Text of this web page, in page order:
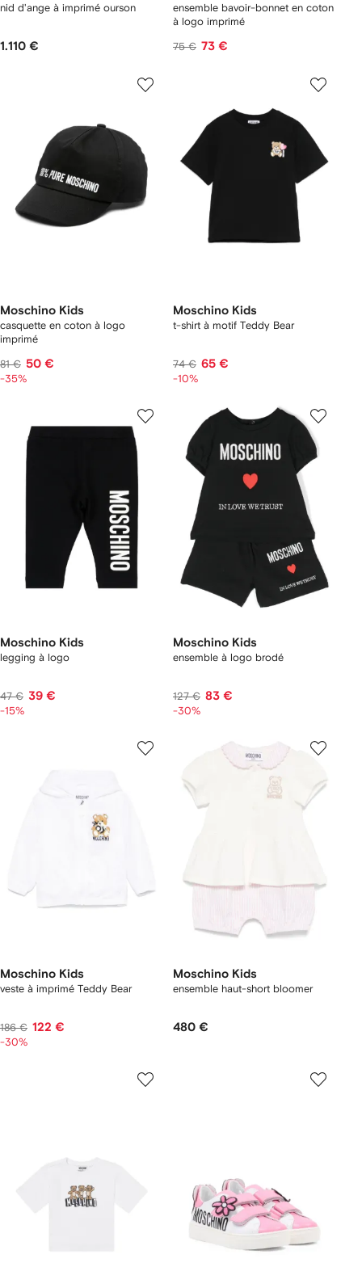
nid d'ange à imprimé ourson
1.110 €
ensemble bavoir-bonnet en coton
à logo imprimé
75 € 73 €
Moschino Kids
casquette en coton à logo
imprimé
81 € 50 €
-35%
Moschino Kids
t-shirt à motif Teddy Bear
74 € 65 €
-10%
Moschino Kids
legging à logo
47 € 39 €
-15%
Moschino Kids
ensemble à logo brodé
127 € 83 €
-30%
Moschino Kids
veste à imprimé Teddy Bear
186 € 122 €
-30%
Moschino Kids
ensemble haut-short bloomer
480 €